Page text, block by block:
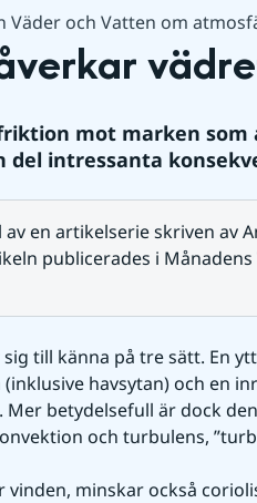
Väder och Vatten om
mot marken
intressanta
en artikelserie skriven av
publicerades i
till känna på tre sätt. En
havsytan) och en
Mer betydelsefull är dock
och turbulens,
minskar också